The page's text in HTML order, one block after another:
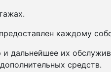
каждому
дальнейшее их
средств.